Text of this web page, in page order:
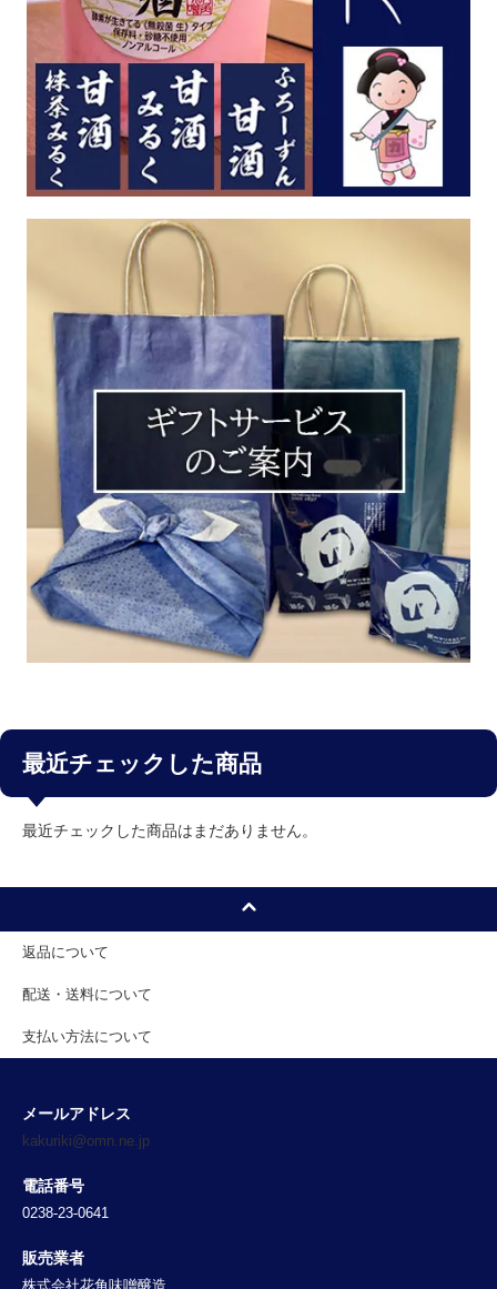
最近チェックした商品
最近チェックした商品はまだありません。
返品について
配送・送料について
支払い方法について
メールアドレス
kakuriki@omn.ne.jp
電話番号
0238-23-0641
販売業者
株式会社花角味噌醸造